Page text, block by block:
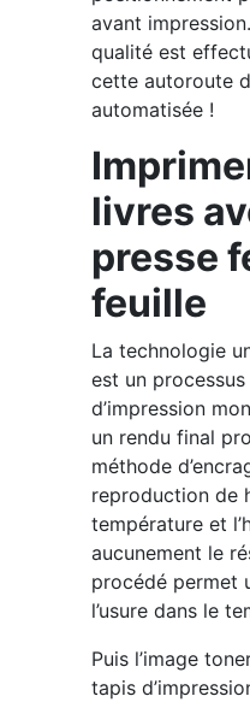
avant
qualité est
cette autoroute
automatisée !
livres
presse
feuille
La technologie
est un
d’impression
un rendu final
méthode
reproduction de
température et
aucunement le
procédé permet
l’usure dans le
Puis l’image
tapis